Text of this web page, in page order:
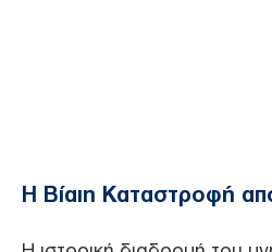
Η Βίαιη Καταστροφή